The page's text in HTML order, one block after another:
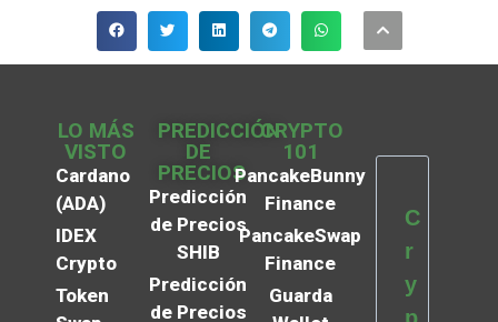
LO MÁS
VISTO
Cardano
(ADA)
IDEX
Crypto
Token
PREDICCIÓN
DE
PRECIOS
Predicción
de Precios
SHIB
Predicción
de Precios
CRYPTO
101
PancakeBunny
Finance
PancakeSwap
Finance
Guarda
C
r
y